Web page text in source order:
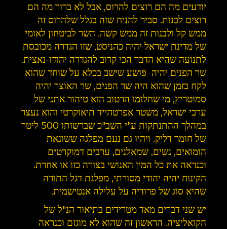
יודעים מה הם רוצים להרוס, אבל לא ברור מה הם
רוצים לבנות. סביר להניח שזה בגלל שלהרוס זה
ממש קל ולבנות זה ממש קשה. השר לביטחון לאומי
של מדינת ישראל יהיה כהניסט, שזו הגדרה מכובסת
לתנועה שהיא הדבר הכי קרוב להגדרה יהודו-נאצית.
שר הפנים יהיה פושע שישב בכלא על שוחד שהוא
לקח בזמן שהוא היה שר הפנים, שר האוצר יהיה
סמוטריץ, מי שחלומו הרטוב הוא טיהור אתני של
ערבי ישראל, משטר אפרטהייד תיאוקרטי והוא נעצר
במהלך ההתנתקות ע"י השב"כ שברשותו 500 ליטר
של חומר דליק. ויהיו גם נעם מפלגה ששונאת
הומואים, נשים, שמאלנים, ערבים דמוקרטים
וכנראה את כל המין האנושי בצורה כזו או אחרת.
הקינוח יהיה יהודי מסורתי, מפלגת דגל התורה
שהיא סוג של פרודיה על עלילה אנטישמית.
יש שני דברים מאד מטרידים בתיאור הנ"ל של
הקואליציה. הראשון זה שהוא לא מוגזם וכנראה